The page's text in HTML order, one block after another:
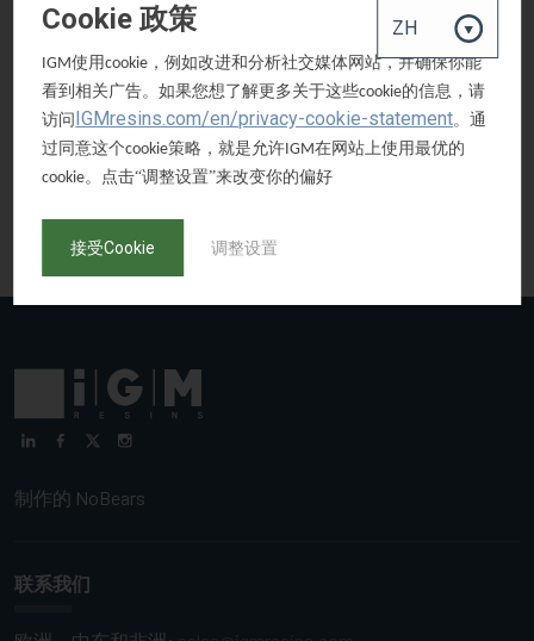
担任主席，并选举常
驻美国的，来自
的 Stephen Postle 担任副主席。
要加入或寻求有关 PIP 的更多信息，请联系：
www.photoinitiators-platform.org
制作的 NoBears
联系我们
Cookie 政策
IGM使用cookie ，例如改进和分析社交媒体网站，并确保你能
看到相关广告。如果您想了解更多关于这些cookie的信息，请
访问IGMresins.com/en/privacy-cookie-statement。通
过同意这个cookie策略，就是允许IGM在网站上使用最优的
cookie。点击“调整设置”来改变你的偏好
接受Cookie 调整设置